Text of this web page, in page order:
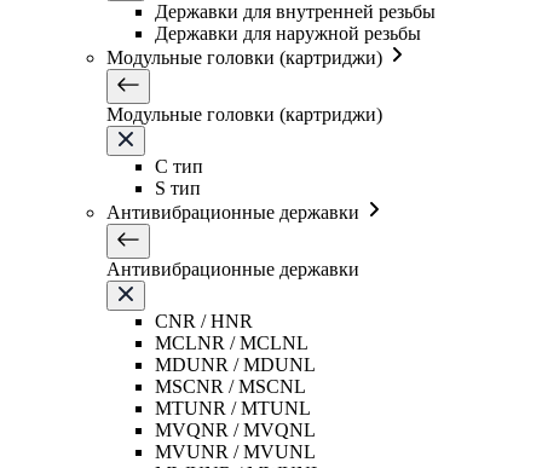
Державки для внутренней резьбы
Державки для наружной резьбы
Модульные головки (картриджи)
Модульные головки (картриджи)
C тип
S тип
Антивибрационные державки
Антивибрационные державки
CNR / HNR
MCLNR / MCLNL
MDUNR / MDUNL
MSCNR / MSCNL
MTUNR / MTUNL
MVQNR / MVQNL
MVUNR / MVUNL